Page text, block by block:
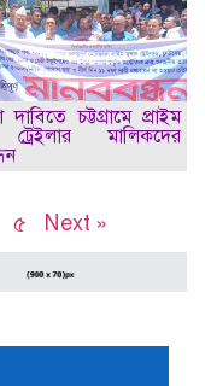
চট্টগ্রামে প্রাইম
মালিকদের
৫ Next »